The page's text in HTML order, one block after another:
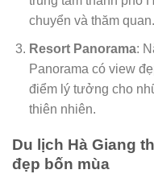
chuyển và thăm quan.
Resort Panorama:
Panorama có view
điểm lý tưởng cho
thiên nhiên.
Du lịch Hà Giang
đẹp bốn mùa